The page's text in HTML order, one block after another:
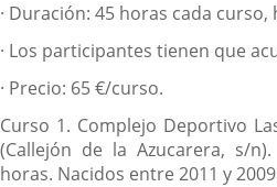
· Duración: 45 horas cada curso,
· Los participantes tienen que
· Precio: 65 €/curso.
Curso 1. Complejo Deportivo
(Callejón de la Azucarera, s/
horas. Nacidos entre 2011 y